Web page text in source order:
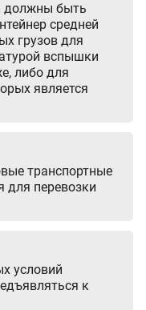
должны быть
средней
грузов для
вспышки
либо для
является
транспортные
для перевозки
условий
к